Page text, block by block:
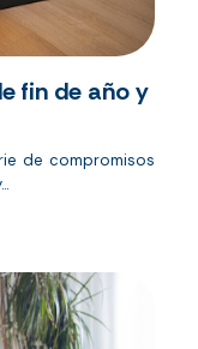
fin de año y
de compromisos